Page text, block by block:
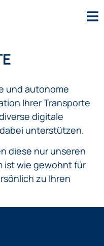
und autonome
Ihrer Transporte
digitale
unterstützen.
diese nur unseren
ist wie gewohnt für
zu Ihren